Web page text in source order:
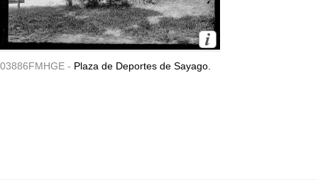
03886FMHGE - Plaza de Deportes de Sayago.